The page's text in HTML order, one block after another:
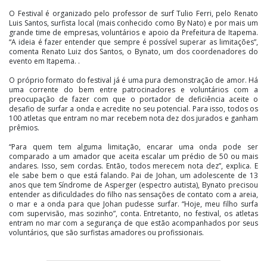
O Festival é organizado pelo professor de surf Tulio Ferri, pelo Renato
Luis Santos, surfista local (mais conhecido como By Nato) e por mais um
grande time de empresas, voluntários e apoio da Prefeitura de Itapema.
“A ideia é fazer entender que sempre é possível superar as limitações”,
comenta Renato Luiz dos Santos, o Bynato, um dos coordenadores do
evento em Itapema. .
O próprio formato do festival já é uma pura demonstração de amor. Há
uma corrente do bem entre patrocinadores e voluntários com a
preocupação de fazer com que o portador de deficiência aceite o
desafio de surfar a onda e acredite no seu potencial. Para isso, todos os
100 atletas que entram no mar recebem nota dez dos jurados e ganham
prêmios.
“Para quem tem alguma limitação, encarar uma onda pode ser
comparado a um amador que aceita escalar um prédio de 50 ou mais
andares. Isso, sem cordas. Então, todos merecem nota dez”, explica. E
ele sabe bem o que está falando. Pai de Johan, um adolescente de 13
anos que tem Síndrome de Asperger (espectro autista), Bynato precisou
entender as dificuldades do filho nas sensações de contato com a areia,
o mar e a onda para que Johan pudesse surfar. “Hoje, meu filho surfa
com supervisão, mas sozinho”, conta. Entretanto, no festival, os atletas
entram no mar com a segurança de que estão acompanhados por seus
voluntários, que são surfistas amadores ou profissionais.